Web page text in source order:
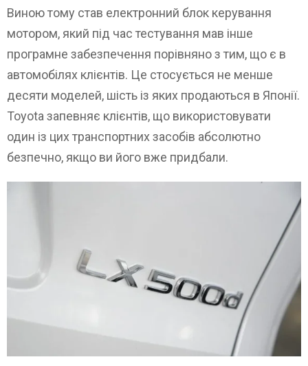
Виною тому став електронний блок керування
мотором, який під час тестування мав інше
програмне забезпечення порівняно з тим, що є в
автомобілях клієнтів. Це стосується не менше
десяти моделей, шість із яких продаються в Японії.
Toyota запевняє клієнтів, що використовувати
один із цих транспортних засобів абсолютно
безпечно, якщо ви його вже придбали.